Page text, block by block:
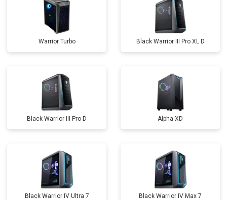
Warrior Turbo Black Warrior III Pro XL D
Black Warrior III Pro D Alpha XD
Black Warrior IV Ultra 7 Black Warrior IV Max 7